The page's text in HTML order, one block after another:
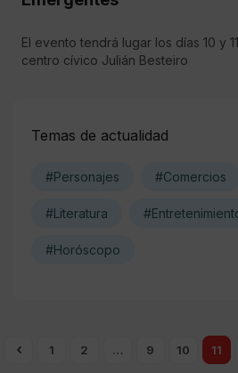
El evento tendrá lugar los días 10 y
centro cívico Julián Besteiro
Temas de actualidad
#Personajes #Comercios
#Literatura
#Horóscopo
1 2 … 9 10 11